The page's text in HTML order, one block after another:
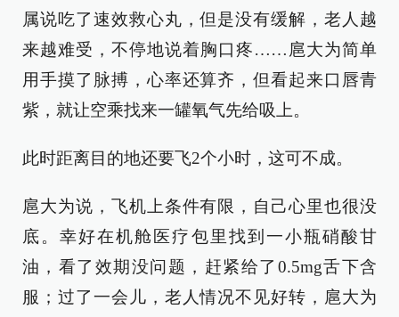
属说吃了速效救心丸，但是没有缓解，老人越
来越难受，不停地说着胸口疼……扈大为简单
用手摸了脉搏，心率还算齐，但看起来口唇青
紫，就让空乘找来一罐氧气先给吸上。
此时距离目的地还要飞2个小时，这可不成。
扈大为说，飞机上条件有限，自己心里也很没
底。幸好在机舱医疗包里找到一小瓶硝酸甘
油，看了效期没问题，赶紧给了0.5mg舌下含
服；过了一会儿，老人情况不见好转，扈大为